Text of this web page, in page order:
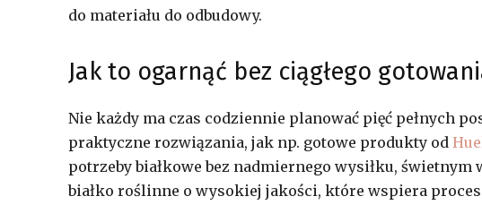
do materiału do odbudowy.
Jak to ogarnąć bez ciągłego
Nie każdy ma czas codziennie planować pięć pełnych
praktyczne rozwiązania, jak np. gotowe produkty od
potrzeby białkowe bez nadmiernego wysiłku, świetnym
białko roślinne o wysokiej jakości, które wspiera